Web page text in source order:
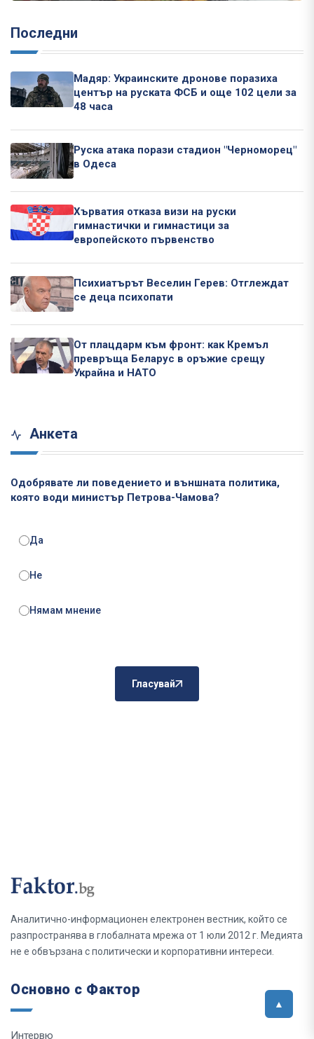
Последни
Мадяр: Украинските дронове поразиха
център на руската ФСБ и още 102 цели за
48 часа
Руска атака порази стадион "Черноморец"
в Одеса
Хърватия отказа визи на руски
гимнастички и гимнастици за
европейското първенство
Психиатърът Веселин Герев: Отглеждат
се деца психопати
От плацдарм към фронт: как Кремъл
превръща Беларус в оръжие срещу
Украйна и НАТО
Анкета
Одобрявате ли поведението и външната политика,
която води министър Петрова-Чамова?
Да
Не
Нямам мнение
Гласувай
Аналитично-информационен електронен вестник, който се
разпространява в глобалната мрежа от 1 юли 2012 г. Медията
не е обвързана с политически и корпоративни интереси.
Основно с Фактор
Интервю